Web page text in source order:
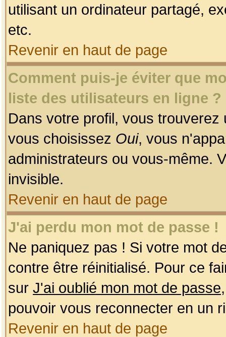
utilisant un ordinateur partagé,
etc.
Revenir en haut de page
Comment puis-je éviter que
liste des utilisateurs en ligne ?
Dans votre profil, vous
vous choisissez Oui, vous
administrateurs ou vous-même.
invisible.
Revenir en haut de page
J'ai perdu mon mot de passe !
Ne paniquez pas ! Si votre mot
contre être réinitialisé. Pour ce
sur J'ai oublié mon mot de passe
pouvoir vous reconnecter en un
Revenir en haut de page